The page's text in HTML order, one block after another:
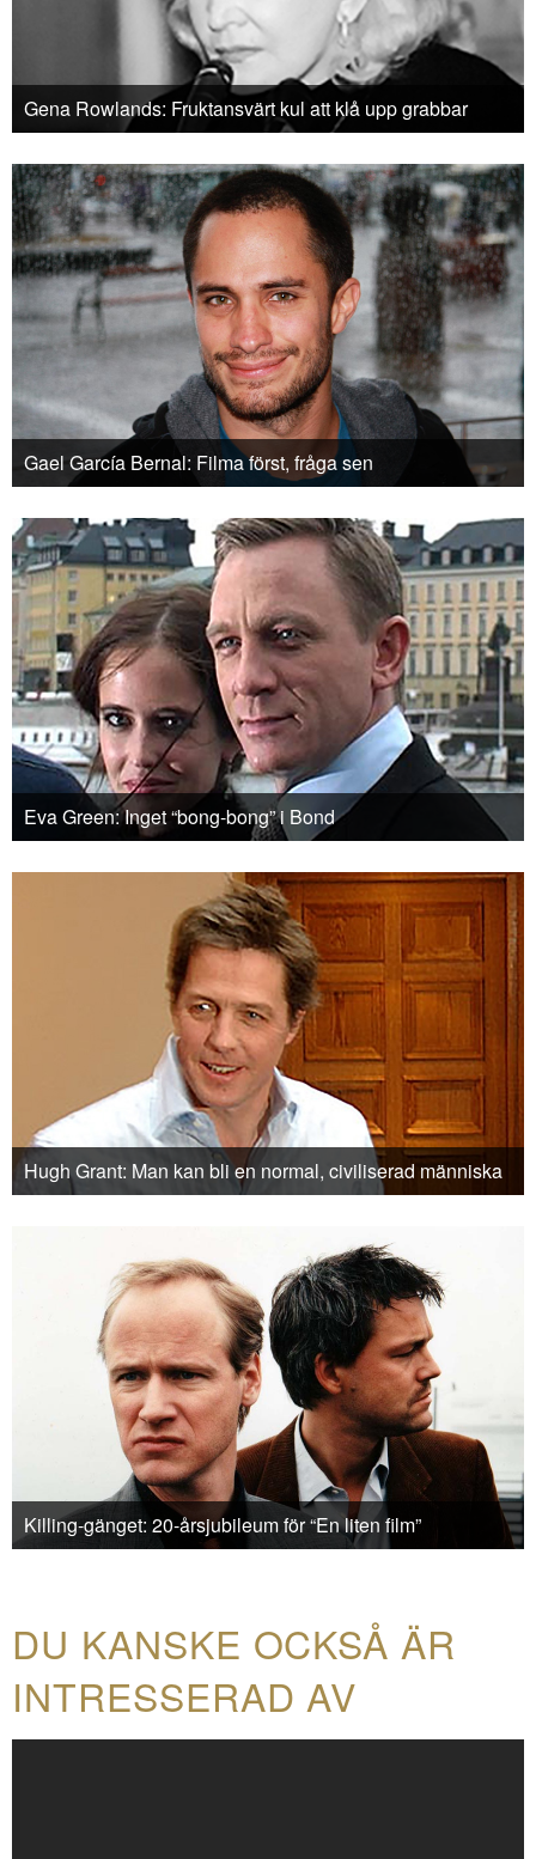
Gena Rowlands: Fruktansvärt kul att klå upp grabbar
Gael García Bernal: Filma först, fråga sen
Eva Green: Inget “bong-bong” i Bond
Hugh Grant: Man kan bli en normal, civiliserad människa
Killing-gänget: 20-årsjubileum för “En liten film”
DU KANSKE OCKSÅ ÄR
INTRESSERAD AV